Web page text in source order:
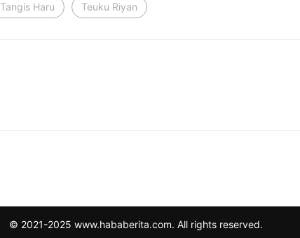
Tangis Haru Teuku Riyan
© 2021-2025 www.hababerita.com. All rights reserved.